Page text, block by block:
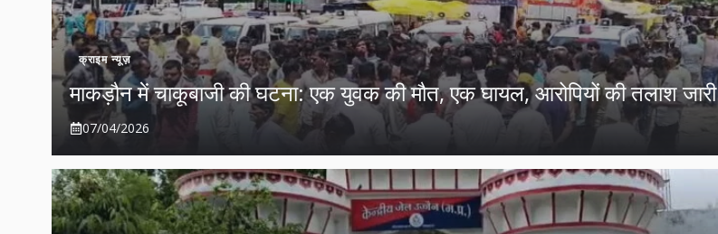
क्राइम न्यूज़
माकड़ौन में चाकूबाजी की घटना: एक युवक की मौत, एक घायल, आरोपियों की तलाश जारी
07/04/2026